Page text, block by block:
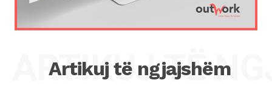
Artikuj të ngjajshëm
ARTIKUJ TË